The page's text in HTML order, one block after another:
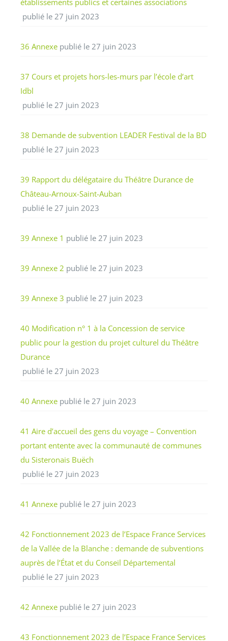
établissements publics et certaines associations
publié le 27 juin 2023
36 Annexe publié le 27 juin 2023
37 Cours et projets hors-les-murs par l’école d’art
Idbl
publié le 27 juin 2023
38 Demande de subvention LEADER Festival de la BD
publié le 27 juin 2023
39 Rapport du délégataire du Théâtre Durance de
Château-Arnoux-Saint-Auban
publié le 27 juin 2023
39 Annexe 1 publié le 27 juin 2023
39 Annexe 2 publié le 27 juin 2023
39 Annexe 3 publié le 27 juin 2023
40 Modification n° 1 à la Concession de service
public pour la gestion du projet culturel du Théâtre
Durance
publié le 27 juin 2023
40 Annexe publié le 27 juin 2023
41 Aire d’accueil des gens du voyage – Convention
portant entente avec la communauté de communes
du Sisteronais Buëch
publié le 27 juin 2023
41 Annexe publié le 27 juin 2023
42 Fonctionnement 2023 de l’Espace France Services
de la Vallée de la Blanche : demande de subventions
auprès de l’État et du Conseil Départemental
publié le 27 juin 2023
42 Annexe publié le 27 juin 2023
43 Fonctionnement 2023 de l’Espace France Services